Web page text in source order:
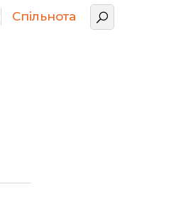
Спільнота